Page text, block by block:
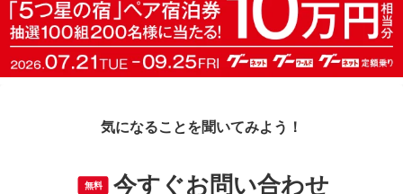
気になることを聞いてみよう！
無料 今すぐお問い合わせ